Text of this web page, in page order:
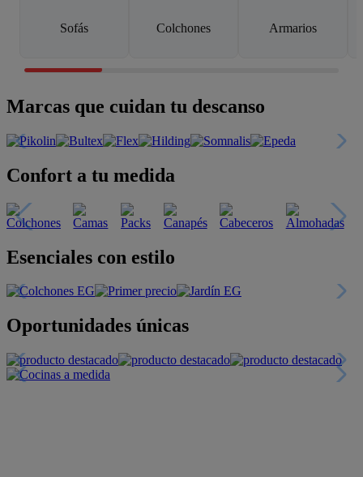
Sofás Colchones Armarios
Marcas que cuidan tu descanso
Confort a tu medida
Esenciales con estilo
Oportunidades únicas